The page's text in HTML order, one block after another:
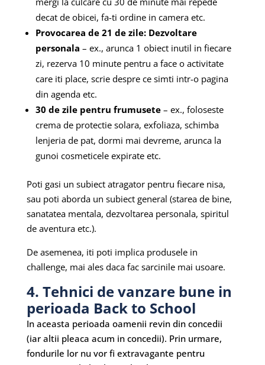
decat de obicei, fa-ti ordine in camera etc.
Provocarea de 21 de zile: Dezvoltare
personala – ex., arunca 1 obiect inutil in fiecare
zi, rezerva 10 minute pentru a face o activitate
care iti place, scrie despre ce simti intr-o pagina
din agenda etc.
30 de zile pentru frumusete– ex., foloseste
crema de protectie solara, exfoliaza, schimba
lenjeria de pat, dormi mai devreme, arunca la
gunoi cosmeticele expirate etc.
Poti gasi un subiect atragator pentru fiecare nisa,
sau poti aborda un subiect general (starea de bine,
sanatatea mentala, dezvoltarea personala, spiritul
de aventura etc.).
De asemenea, iti poti implica produsele in
challenge, mai ales daca fac sarcinile mai usoare.
4. Tehnici de vanzare bune in
perioada Back to School
In aceasta perioada oamenii revin din concedii
(iar altii pleaca acum in concedii). Prin urmare,
fondurile lor nu vor fi extravagante pentru